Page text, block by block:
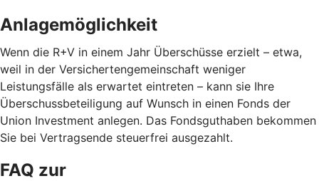
Anlagemöglichkeit
Wenn die R+V in einem Jahr Überschüsse erzielt – etwa,
weil in der Versichertengemeinschaft weniger
Leistungsfälle als erwartet eintreten – kann sie Ihre
Überschussbeteiligung auf Wunsch in einen Fonds der
Union Investment anlegen. Das Fondsguthaben bekommen
Sie bei Vertragsende steuerfrei ausgezahlt.
FAQ zur